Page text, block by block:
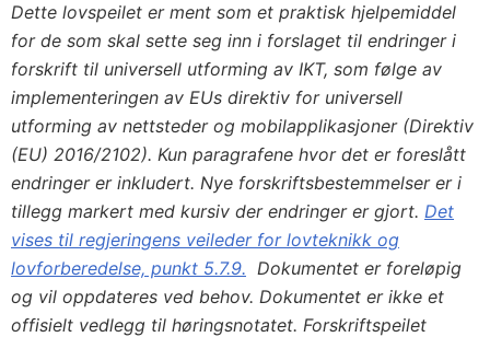
Dette lovspeilet er ment som et praktisk hjelpemiddel
for de som skal sette seg inn i forslaget til endringer i
forskrift til universell utforming av IKT, som følge av
implementeringen av EUs direktiv for universell
utforming av nettsteder og mobilapplikasjoner (Direktiv
(EU) 2016/2102). Kun paragrafene hvor det er foreslått
endringer er inkludert. Nye forskriftsbestemmelser er i
tillegg markert med kursiv der endringer er gjort. Det
vises til regjeringens veileder for lovteknikk og
lovforberedelse, punkt 5.7.9. Dokumentet er foreløpig
og vil oppdateres ved behov. Dokumentet er ikke et
offisielt vedlegg til høringsnotatet. Forskriftspeilet